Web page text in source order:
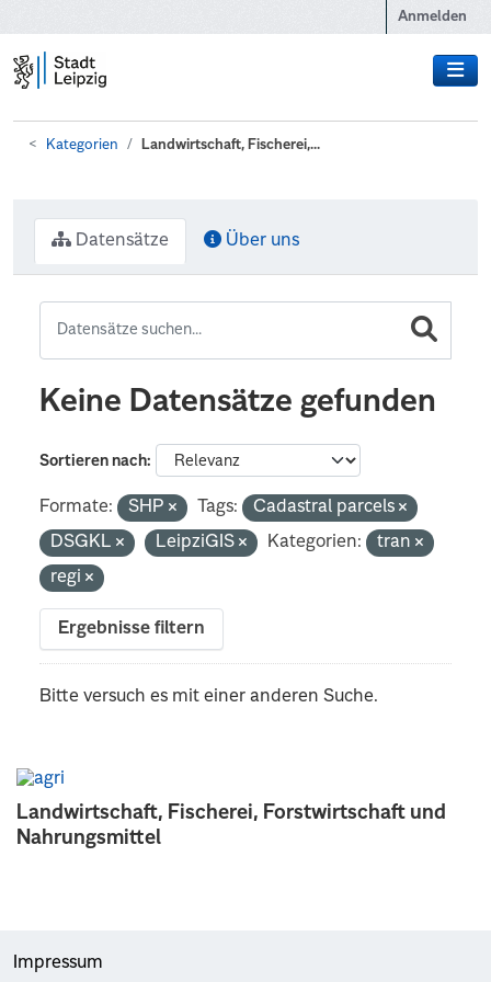
Anmelden
Kategorien Landwirtschaft, Fischerei,...
Landwirtschaft, Fischerei, Forstwirtschaft und
Nahrungsmittel
Datensätze Über uns
Keine Datensätze gefunden
Sortieren nach
Formate: SHP Tags:
Cadastral parcels
DSGKL
LeipziGIS Kategorien:
tran
regi
Ergebnisse filtern
Bitte versuch es mit einer anderen Suche.
Impressum